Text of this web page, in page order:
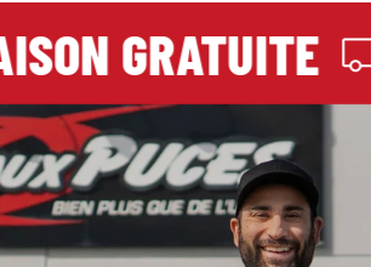
GRATUITE